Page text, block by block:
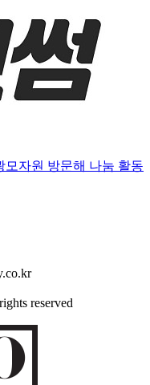
모자원 방문해 나눔 활동
reserved